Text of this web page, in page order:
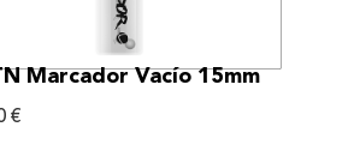
VER MÁS
Marcador Vacío 15mm
€